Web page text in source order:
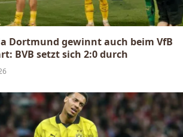
Dortmund gewinnt auch beim VfB
BVB setzt sich 2:0 durch